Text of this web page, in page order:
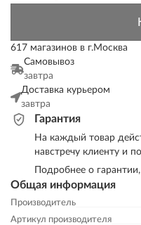
Общая информация
Производитель
Артикул производителя
617 магазинов в г.Москва
Самовывоз
завтра
Доставка курьером
завтра
Гарантия
На каждый товар
навстречу клиенту и
Подробнее о